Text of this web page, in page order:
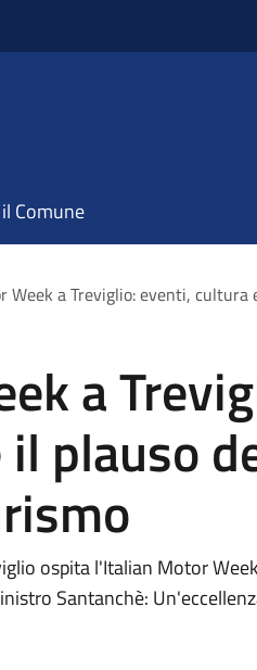
Comune
Week a Treviglio: eventi,
a
plauso
ospita l'Italian Motor
Santanchè: